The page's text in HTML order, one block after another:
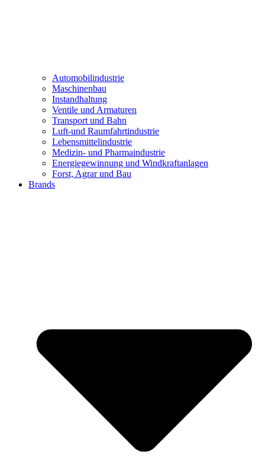
Automobilindustrie
Maschinenbau
Instandhaltung
Ventile und Armaturen
Transport und Bahn
Luft-und Raumfahrtindustrie
Lebensmittelindustrie
Medizin- und Pharmaindustrie
Energiegewinnung und Windkraftanlagen
Forst, Agrar und Bau
Brands